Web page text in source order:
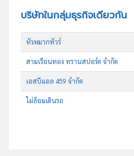
บริษัทในกลุ่มธุรกิจเดียวกัน
หัวหมากทัวร์
สามเรือนทอง ทรานสปอร์ต จำกัด
เอสบีแอล 459 จำกัด
ไผ่ล้อมเดินรถ